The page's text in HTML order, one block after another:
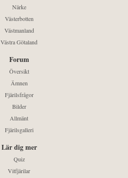
Närke
Västerbotten
Västmanland
Västra Götaland
Forum
Översikt
Ämnen
Fjärilsfrågor
Bilder
Allmänt
Fjärilsgalleri
Lär dig mer
Quiz
Vitfjärilar